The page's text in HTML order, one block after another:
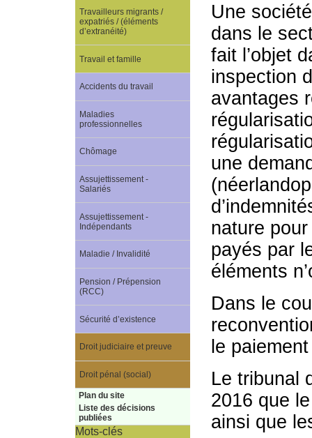
Une
dans le
fait l’objet
inspection
avantages
une
nature
payés par
éléments
Dans le
le
Le tribunal
2016 que
ainsi que
Travailleurs migrants /
expatriés / (éléments
d’extranéité)
Travail et famille
Accidents du travail
Maladies
professionnelles
Chômage
Assujettissement -
Salariés
Assujettissement -
Indépendants
Maladie / Invalidité
Pension / Prépension
(RCC)
Sécurité d’existence
Droit judiciaire et preuve
Droit pénal (social)
Plan du site
Liste des décisions
publiées
Mots-clés